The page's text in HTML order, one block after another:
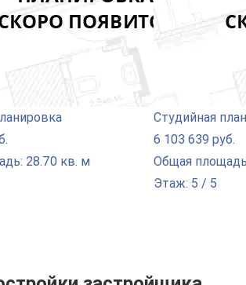
28.70 кв. м
Студийная
6 103 639 руб.
Общая
Этаж: 5 / 5